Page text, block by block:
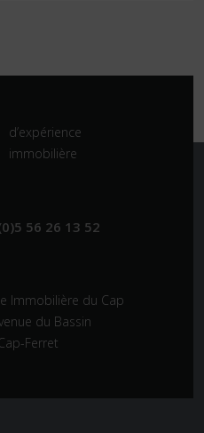
d’expérience
immobilière
56 26 13 52
Immobilière du Cap
du Bassin
Ferret